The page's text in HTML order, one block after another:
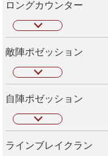
ロングカウンター
敵陣ポゼッション
自陣ポゼッション
ラインブレイクラン